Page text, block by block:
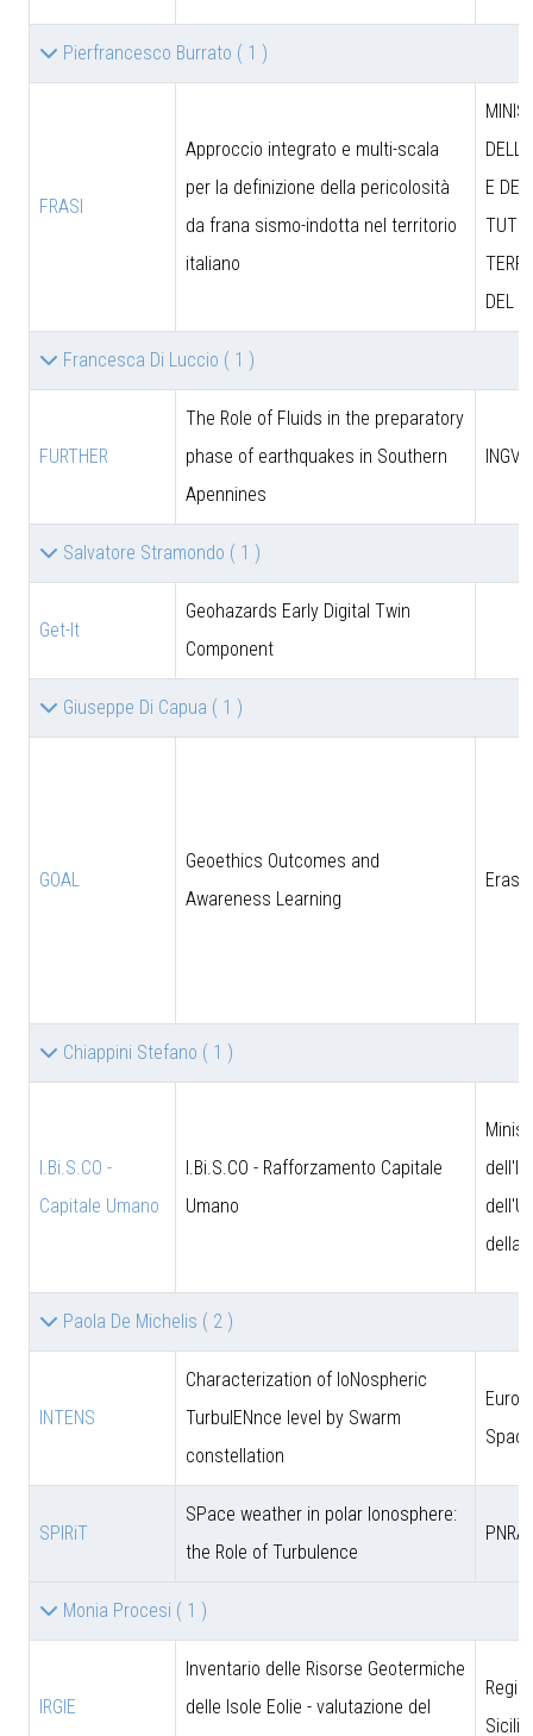
Pierfrancesco Burrato ( 1 )
FRASI
Approccio integrato e multi-scala
per la definizione della pericolosità
da frana sismo-indotta nel territorio
italiano
E
DEL
Francesca Di Luccio ( 1 )
FURTHER
The Role of Fluids in the preparatory
phase of earthquakes in Southern
Apennines
INGV
Salvatore Stramondo ( 1 )
Get-It
Geohazards Early Digital Twin
Component
Giuseppe Di Capua ( 1 )
GOAL
Geoethics Outcomes and
Awareness Learning
Chiappini Stefano ( 1 )
I.Bi.S.CO -
Capitale Umano
I.Bi.S.CO - Rafforzamento Capitale
Umano
della
Paola De Michelis ( 2 )
INTENS
Characterization of IoNospheric
TurbulENnce level by Swarm
constellation
SPIRiT
SPace weather in polar Ionosphere:
the Role of Turbulence
PNRA
Monia Procesi ( 1 )
IRGIE
Inventario delle Risorse Geotermiche
delle Isole Eolie - valutazione del